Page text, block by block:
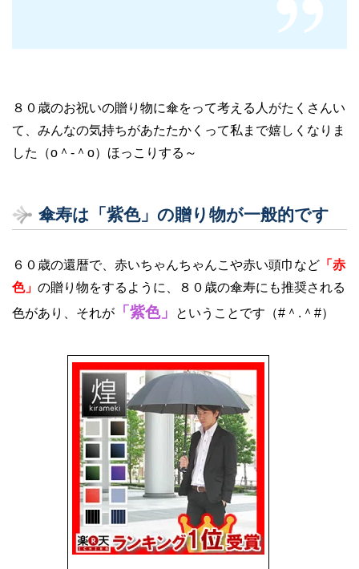
８０歳のお祝いの贈り物に傘をって考える人がたくさんい
て、みんなの気持ちがあたたかくって私まで嬉しくなりま
した（o＾-＾o）ほっこりする～
傘寿は「紫色」の贈り物が一般的です
６０歳の還暦で、赤いちゃんちゃんこや赤い頭巾など 「赤
色」 の贈り物をするように、８０歳の傘寿にも推奨される
色があり、それが
「紫色」 ということです（#＾.＾#）